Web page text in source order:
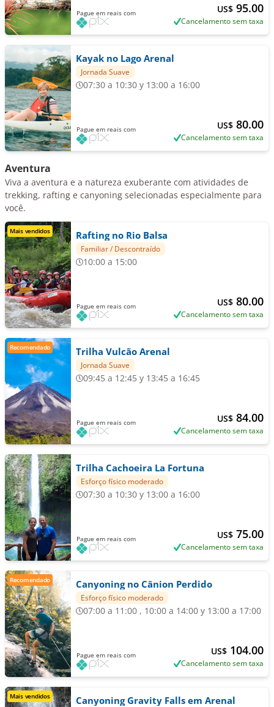
US$ 95.00
Cancelamento sem taxa
Pague em reais com
Kayak no Lago Arenal
Jornada Suave
07:30 a 10:30 y 13:00 a 16:00
US$ 80.00
Cancelamento sem taxa
Pague em reais com
Aventura
Viva a aventura e a natureza exuberante com atividades de
trekking, rafting e canyoning selecionadas especialmente para
você.
Mais vendidos Rafting no Rio Balsa
Familiar / Descontraído
10:00 a 15:00
US$ 80.00
Cancelamento sem taxa
Pague em reais com
Recomendado Trilha Vulcão Arenal
Jornada Suave
09:45 a 12:45 y 13:45 a 16:45
US$ 84.00
Cancelamento sem taxa
Pague em reais com
Trilha Cachoeira La Fortuna
Esforço físico moderado
07:30 a 10:30 y 13:00 a 16:00
US$ 75.00
Cancelamento sem taxa
Pague em reais com
Recomendado Canyoning no Cânion Perdido
Esforço físico moderado
07:00 a 11:00 , 10:00 a 14:00 y 13:00 a 17:00
US$ 104.00
Cancelamento sem taxa
Pague em reais com
Mais vendidos Canyoning Gravity Falls em Arenal